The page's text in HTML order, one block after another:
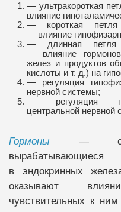
— ультракороткая
влияние
— короткая петля
— влияние
— длинная петля
— влияние
желез и продуктов
кислоты и т. д.) на
— регуляция
нервной системы;
— регуляция
центральной нервной
Гормоны —
в эндокринных
оказывают
чувствительных к